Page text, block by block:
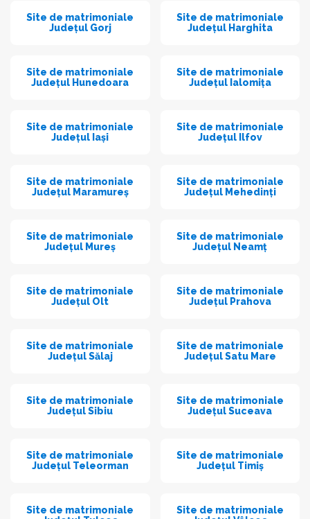
Site de matrimoniale
Județul Gorj
Site de matrimoniale
Județul Harghita
Site de matrimoniale
Județul Hunedoara
Site de matrimoniale
Județul Ialomița
Site de matrimoniale
Județul Iași
Site de matrimoniale
Județul Ilfov
Site de matrimoniale
Județul Maramureș
Site de matrimoniale
Județul Mehedinți
Site de matrimoniale
Județul Mureș
Site de matrimoniale
Județul Neamț
Site de matrimoniale
Județul Olt
Site de matrimoniale
Județul Prahova
Site de matrimoniale
Județul Sălaj
Site de matrimoniale
Județul Satu Mare
Site de matrimoniale
Județul Sibiu
Site de matrimoniale
Județul Suceava
Site de matrimoniale
Județul Teleorman
Site de matrimoniale
Județul Timiș
Site de matrimoniale
Site de matrimoniale